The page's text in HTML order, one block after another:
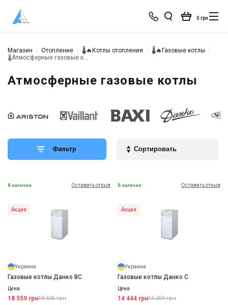
0 грн
Магазин Отопление 🌡🔥Котлы отопления
🌡🔥Газовые котлы
🌡️Атмосферные газовые котлы
Атмосферные газовые котлы
Фильтр
В наличии Оставить отзыв
Акция
Украина
Газовые котлы Данко ВС
Цена
18 559 грн19 536 грн
В наличии Оставить отзыв
Акция
Украина
Газовые котлы Данко С
Цена
14 444 грн15 204 грн